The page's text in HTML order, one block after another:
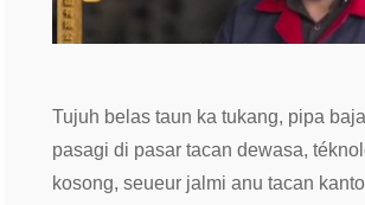
Tujuh belas taun ka tukang, pipa
pasagi di pasar tacan dewasa,
kosong, seueur jalmi anu tacan